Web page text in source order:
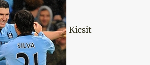
Kicsit